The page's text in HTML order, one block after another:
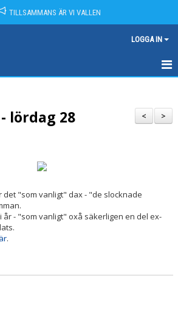
TILLSAMMANS ÄR VI VALLEN
LOGGA IN
>
<
lördag 28
det "som vanligt" dax - "de slocknade
år - "som vanligt" oxå säkerligen en del ex-
.